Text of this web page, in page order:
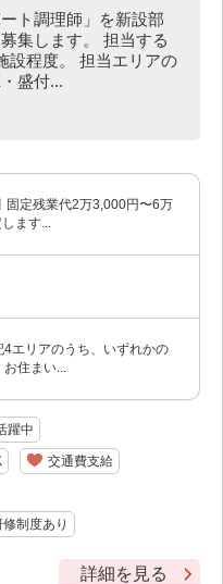
ト調理師」を新設部
集します。 担当する
設程度。 担当エリアの
盛付...
固定残業代2万3,000円〜6万
ます...
エリアのうち、いずれかの
住まい...
躍中
交通費支給
修制度あり
詳細を見る